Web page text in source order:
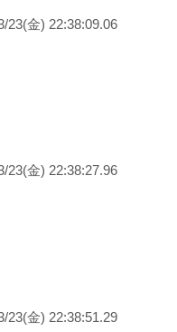
23(金) 22:38:09.06
23(金) 22:38:27.96
23(金) 22:38:51.29